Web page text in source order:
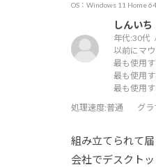
OS：Windows 11 Home
しんいち
年代:30代
以前にマ
最も使用
最も使用
最も使用
処理速度:普通 グ
組み立てられて
会社でデスクト